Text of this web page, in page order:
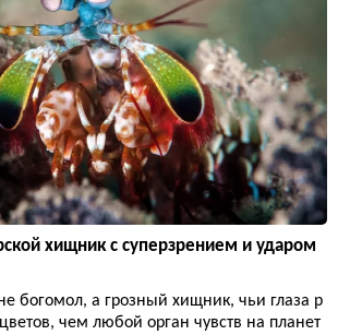
хищник с суперзрением и ударом
богомол, а грозный хищник, чьи глаза р
чем любой орган чувств на планет